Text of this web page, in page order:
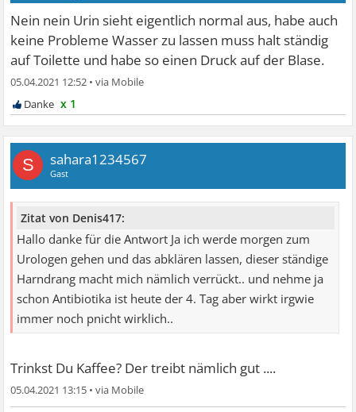
Nein nein Urin sieht eigentlich normal aus, habe auch
keine Probleme Wasser zu lassen muss halt ständig
auf Toilette und habe so einen Druck auf der Blase.
05.04.2021 12:52 •
x 1
S sahara1234567
Gast
Zitat von Denis417:
Hallo danke für die Antwort Ja ich werde morgen zum
Urologen gehen und das abklären lassen, dieser ständige
Harndrang macht mich nämlich verrückt.. und nehme ja
schon Antibiotika ist heute der 4. Tag aber wirkt irgwie
immer noch pnicht wirklich..
Trinkst Du Kaffee? Der treibt nämlich gut ....
05.04.2021 13:15 •